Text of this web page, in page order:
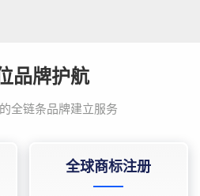
品牌护航
全链条品牌建立服务
全球商标注册